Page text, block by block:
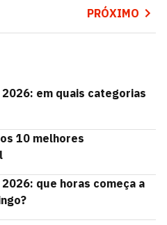
PRÓXIMO
em quais categorias
10 melhores
que horas começa a